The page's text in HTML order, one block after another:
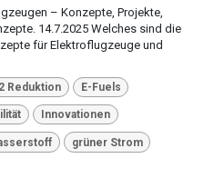
– Konzepte, Projekte,
14.7.2025 Welches sind die
für Elektroflugzeuge und
Reduktion E-Fuels
Innovationen
grüner Strom